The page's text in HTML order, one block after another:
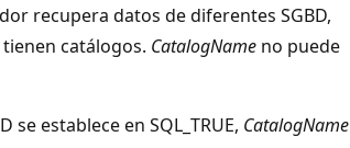
recupera datos de diferentes SGBD,
catálogos. CatalogName no puede
se establece en SQL_TRUE, CatalogName